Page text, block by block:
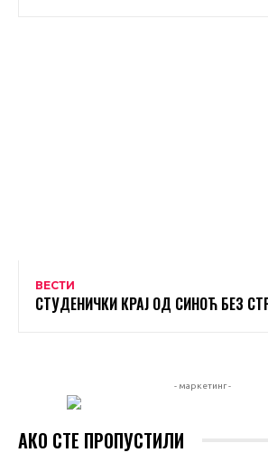
ВЕСТИ
СТУДЕНИЧКИ КРАЈ ОД СИНОЋ БЕЗ
- маркетинг -
АКО СТЕ ПРОПУСТИЛИ